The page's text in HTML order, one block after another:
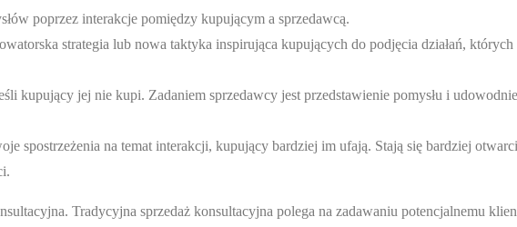
poprzez interakcje pomiędzy kupującym a sprzedawcą.
strategia lub nowa taktyka inspirująca kupujących do podjęcia działań, których
kupujący jej nie kupi. Zadaniem sprzedawcy jest przedstawienie pomysłu i
spostrzeżenia na temat interakcji, kupujący bardziej im ufają. Stają się bardziej
Tradycyjna sprzedaż konsultacyjna polega na zadawaniu potencjalnemu